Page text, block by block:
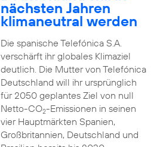
nächsten Jahren
klimaneutral werden
Die spanische Telefónica S.A.
verschärft ihr globales Klimaziel
deutlich. Die Mutter von Telefónica
Deutschland will ihr ursprünglich
für 2050 geplantes Ziel von null
Netto-CO2-Emissionen in seinen
vier Hauptmärkten Spanien,
Großbritannien, Deutschland und